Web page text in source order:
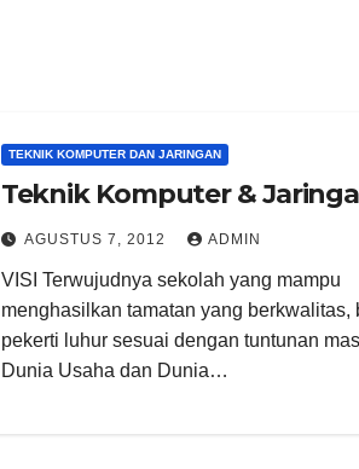
TEKNIK KOMPUTER DAN JARINGAN
Teknik Komputer &
AGUSTUS 7, 2012 ADMIN
VISI Terwujudnya sekolah yang mampu
menghasilkan tamatan yang berkwalitas,
pekerti luhur sesuai dengan tuntunan
Dunia Usaha dan Dunia…